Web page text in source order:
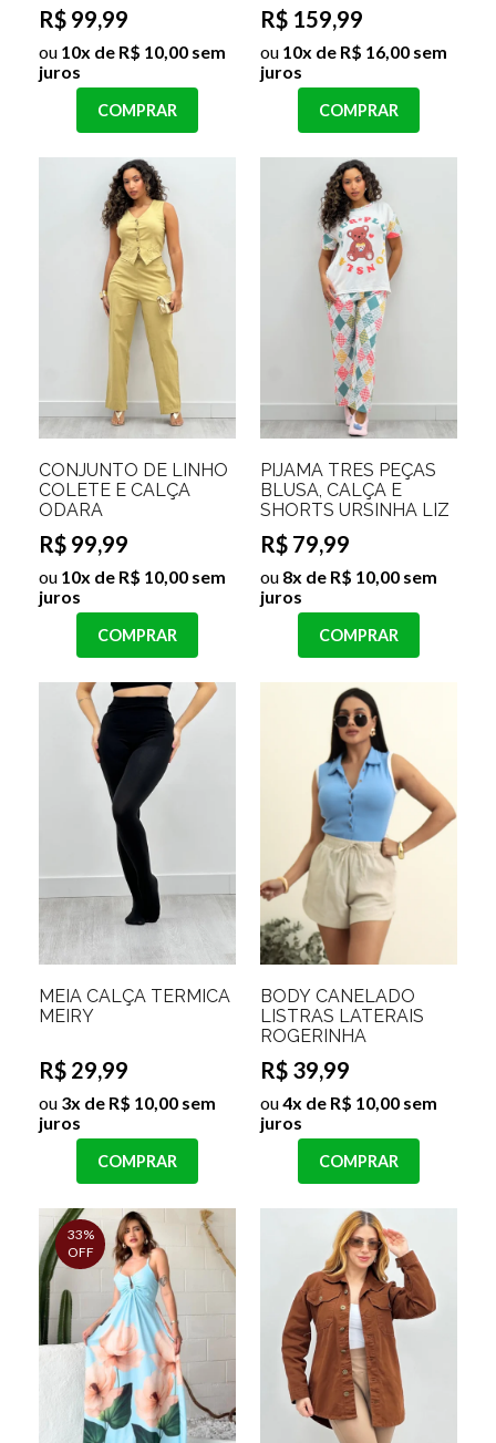
R$ 99,99
ou 10x de R$ 10,00 sem
juros
COMPRAR
R$ 159,99
ou 10x de R$ 16,00 sem
juros
COMPRAR
CONJUNTO DE LINHO
COLETE E CALÇA
ODARA
R$ 99,99
ou 10x de R$ 10,00 sem
juros
COMPRAR
PIJAMA TRÊS PEÇAS
BLUSA, CALÇA E
SHORTS URSINHA LIZ
R$ 79,99
ou 8x de R$ 10,00 sem
juros
COMPRAR
MEIA CALÇA TERMICA
MEIRY
R$ 29,99
ou 3x de R$ 10,00 sem
juros
COMPRAR
BODY CANELADO
LISTRAS LATERAIS
ROGERINHA
R$ 39,99
ou4x de R$ 10,00 sem
juros
COMPRAR
33%
OFF